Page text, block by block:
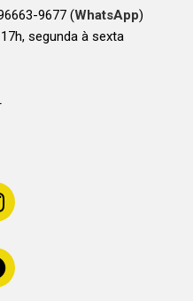
9677 (WhatsApp)
segunda à sexta